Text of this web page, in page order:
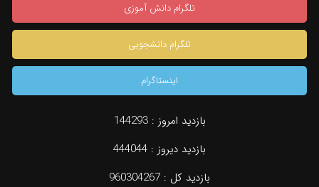
تلگرام دانش آموزی
تلگرام دانشجویی
اینستاگرام
بازدید امروز :144293
بازدید دیروز : 444044
بازدید کل : 960304267